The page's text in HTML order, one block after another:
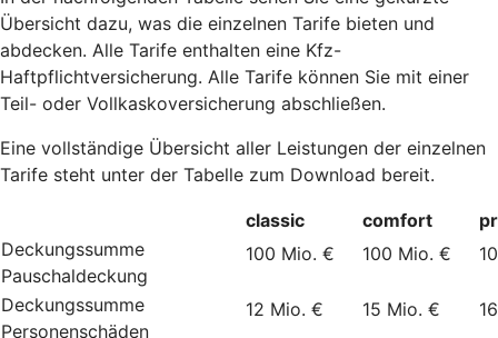
Übersicht dazu, was die einzelnen Tarife bieten und
abdecken. Alle Tarife enthalten eine Kfz-
Haftpflichtversicherung. Alle Tarife können Sie mit einer
Teil- oder Vollkaskoversicherung abschließen.
Eine vollständige Übersicht aller Leistungen der einzelnen
Tarife steht unter der Tabelle zum Download bereit.
classic comfort
Deckungssumme
Pauschaldeckung
100 Mio. € 100 Mio. €
Deckungssumme
Personenschäden
12 Mio. € 15 Mio. €